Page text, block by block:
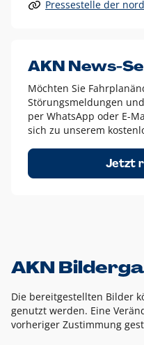
Alle anderen Logo-
Diese Ausnahmen sind zum
dem AKN Blau,
weißes Logo auf
schwarzes Logo für
Um das Logo herum muss
Höhe bzw. Breite des N
Pressestelle der
AKN News-
Möchten Sie
Störungsmeldungen
per WhatsApp oder E-
sich zu unserem
Jetzt
AKN
Die bereitgestellten Bilder
genutzt werden. Eine
vorheriger Zustimmung